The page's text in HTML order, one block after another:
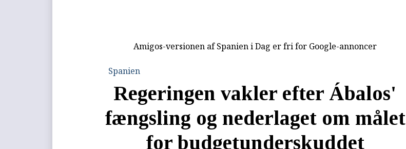
Amigos-versionen af Spanien i Dag er fri for Google-annoncer
Spanien
Regeringen vakler efter Ábalos'
fængsling og nederlaget om målet
for budgetunderskuddet